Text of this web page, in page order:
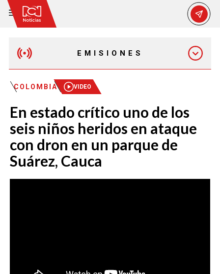
EMISIONES
EMISIÓN 12:30 PM
EMISIÓN 7:00 PM
COLOMBIA VIDEO
En estado crítico uno de los
seis niños heridos en ataque
con dron en un parque de
Suárez, Cauca